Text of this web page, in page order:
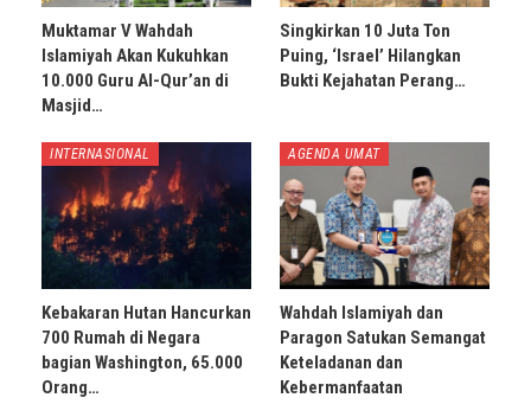
Muktamar V Wahdah
Islamiyah Akan Kukuhkan
10.000 Guru Al-Qur’an di
Masjid…
Singkirkan 10 Juta Ton
Puing, ‘Israel’ Hilangkan
Bukti Kejahatan Perang…
INTERNASIONAL
Kebakaran Hutan Hancurkan
700 Rumah di Negara
bagian Washington, 65.000
Orang…
AGENDA UMAT
Wahdah Islamiyah dan
Paragon Satukan Semangat
Keteladanan dan
Kebermanfaatan